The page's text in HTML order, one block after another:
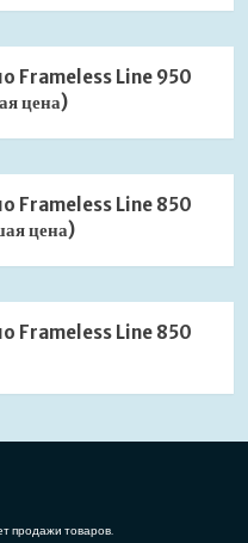
Frameless Line 950
цена)
Frameless Line 850
цена)
Frameless Line 850
продажи товаров.